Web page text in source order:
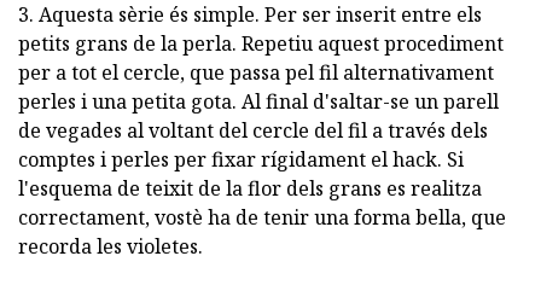
3. Aquesta sèrie és simple. Per ser inserit entre els
petits grans de la perla. Repetiu aquest procediment
per a tot el cercle, que passa pel fil alternativament
perles i una petita gota. Al final d'saltar-se un parell
de vegades al voltant del cercle del fil a través dels
comptes i perles per fixar rígidament el hack. Si
l'esquema de teixit de la flor dels grans es realitza
correctament, vostè ha de tenir una forma bella, que
recorda les violetes.